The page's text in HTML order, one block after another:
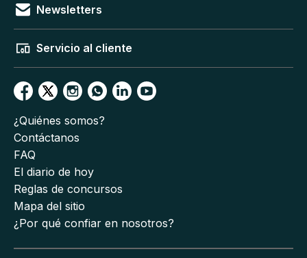
Newsletters
Servicio al cliente
¿Quiénes somos?
Contáctanos
FAQ
El diario de hoy
Reglas de concursos
Mapa del sitio
¿Por qué confiar en nosotros?